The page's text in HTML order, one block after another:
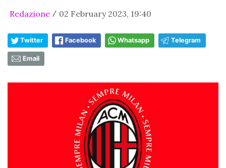
Redazione / 02 February 2023, 19:40
Twitter Facebook Whatsapp Telegram
Email